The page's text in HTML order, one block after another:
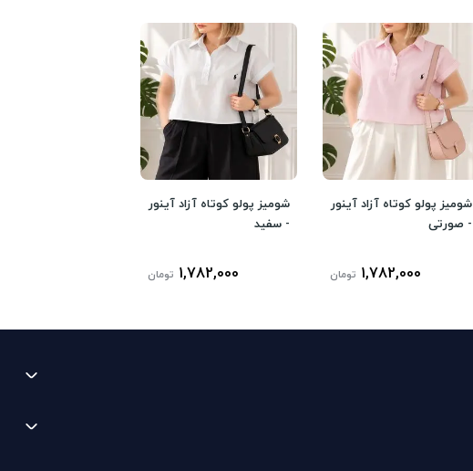
شومیز پولو کوتاه آزاد آینور
- صورتی
1,782,000 تومان
شومیز پولو کوتاه آزاد آینور
- سفید
1,782,000 تومان